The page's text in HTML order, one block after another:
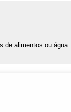
de alimentos ou água